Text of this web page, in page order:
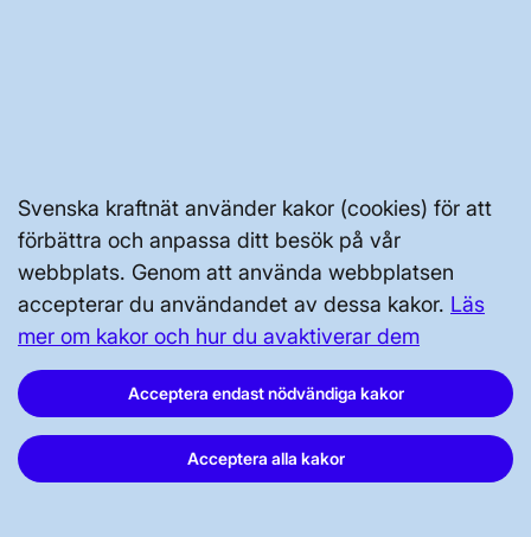
Svenska kraftnät använder kakor (cookies) för att
förbättra och anpassa ditt besök på vår
webbplats. Genom att använda webbplatsen
accepterar du användandet av dessa kakor. Läs
mer om kakor och hur du avaktiverar dem
Acceptera endast nödvändiga kakor
Acceptera alla kakor
Svenska kraftnät, Box 1200, 172 24
Sundbyberg
Tel: 010-475 80 00
Tillgänglighetsredogörelse